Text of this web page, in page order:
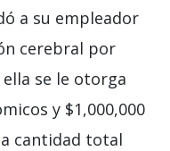
a su empleador
cerebral por
ella se le otorga
y $1,000,000
cantidad total